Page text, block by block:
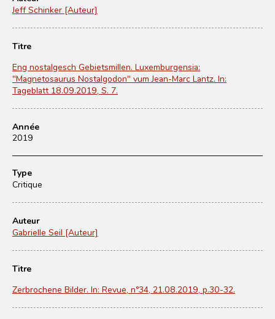
Jeff Schinker [Auteur]
Titre
Eng nostalgesch Gebietsmillen. Luxemburgensia:
"Magnetosaurus Nostalgodon" vum Jean-Marc Lantz. In:
Tageblatt 18.09.2019, S. 7.
Année
2019
Type
Critique
Auteur
Gabrielle Seil [Auteur]
Titre
Zerbrochene Bilder. In: Revue, n°34, 21.08.2019, p.30-32.